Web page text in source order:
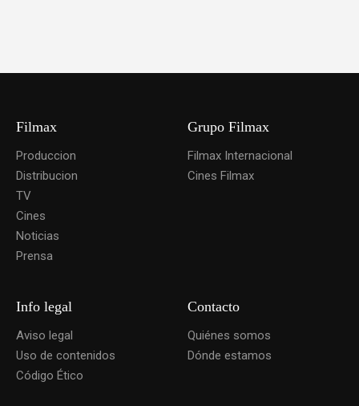
Filmax
Produccion
Distribucion
TV
Cines
Noticias
Prensa
Grupo Filmax
Filmax Internacional
Cines Filmax
Info legal
Aviso legal
Uso de contenidos
Código Ético
Contacto
Quiénes somos
Dónde estamos